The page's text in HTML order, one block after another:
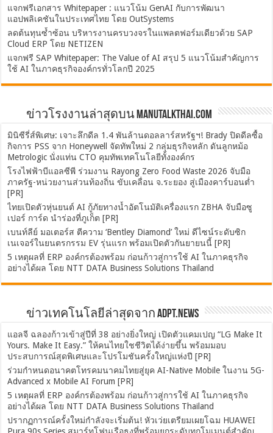
แจกฟรีเอกสาร Whitepaper : แนวโน้ม GenAI กับการพัฒนา
แอปพลิเคชันในประเทศไทย โดย OutSystems
ลดต้นทุนซ้ำซ้อน บริหารงานครบวงจรในแพลตฟอร์มเดียวด้วย SAP
Cloud ERP โดย NETIZEN
แจกฟรี SAP Whitepaper: The Value of AI สรุป 5 แนวโน้มสำคัญการ
ใช้ AI ในภาคธุรกิจองค์กรทั่วโลกปี 2025
ข่าวโรงงานล่าสุดบน ManuTalkThai.com
มินิซีรี่ส์พิเศษ: เจาะลึกดีล 1.4 พันล้านดอลลาร์สหรัฐฯ! Brady ปิดดีลซื้อ
กิจการ PSS จาก Honeywell จัดทัพใหม่ 2 กลุ่มธุรกิจหลัก ดันลูกหม้อ
Metrologic นั่งแท่น CTO คุมทัพเทคโนโลยีทั้งองค์กร
โรงไฟฟ้าบีแอลซีพี ร่วมงาน Rayong Zero Food Waste 2026 จับมือ
ภาครัฐ-หน่วยงานส่วนท้องถิ่น ขับเคลื่อน จ.ระยอง สู่เมืองคาร์บอนต่ำ
[PR]
ไทยเปิดตัวหุ่นยนต์ AI กู้ภัยทางน้ำอัตโนมัติเครื่องแรก ZBHA จับมือซู
เปอร์ การ์ด นำร่องที่ภูเก็ต [PR]
เบนท์ลีย์ มอเตอร์ส ตีความ ‘Bentley Diamond’ ใหม่ ดีไซน์ระดับซิก
เนเจอร์ในยนตรกรรม EV รุ่นแรก พร้อมเปิดตัวกันยายนนี้ [PR]
5 เหตุผลที่ ERP องค์กรต้องพร้อม ก่อนก้าวสู่การใช้ AI ในภาคธุรกิจ
อย่างได้ผล โดย NTT DATA Business Solutions Thailand
ข่าวเทคโนโลยีล่าสุดจาก ADPT.news
แอลจี ฉลองก้าวเข้าสู่ปีที่ 38 อย่างยิ่งใหญ่ เปิดตัวแคมเปญ “LG Make It
Yours. Make It Easy.” ให้คนไทยใชชีวิตได้ง่ายขึ้น พร้อมมอบ
ประสบการณ์สุดพิเศษและโปรโมชันครั้งใหญ่แห่งปี [PR]
ร่วมกำหนดอนาคตโทรคมนาคมไทยสู่ยุค AI-Native Mobile ในงาน 5G-
Advanced x Mobile AI Forum [PR]
5 เหตุผลที่ ERP องค์กรต้องพร้อม ก่อนก้าวสู่การใช้ AI ในภาคธุรกิจ
อย่างได้ผล โดย NTT DATA Business Solutions Thailand
ปรากฏการณ์ครั้งใหม่กำลังจะเริ่มต้น! หัวเว่ยเตรียมเผยโฉม HUAWEI